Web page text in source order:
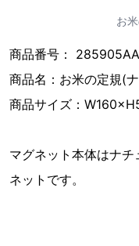
お
商品番号： 285905AA
商品名：お米の定規(
商品サイズ：
マグネット本体はナ
ネットです。